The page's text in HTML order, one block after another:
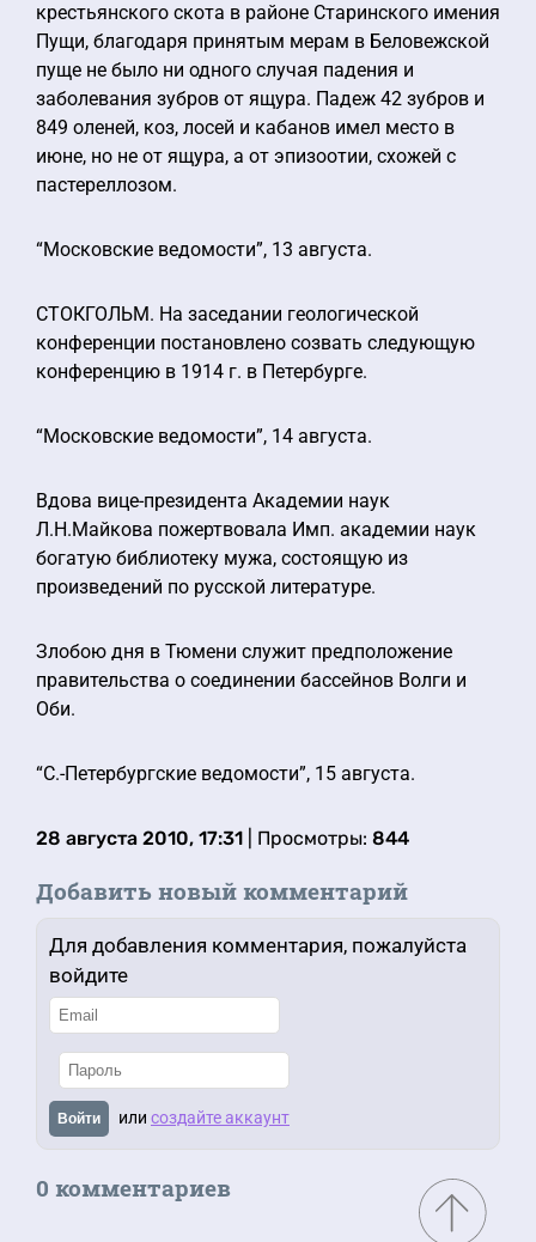
крестьянского скота в районе Старинского имения
Пущи, благодаря принятым мерам в Беловежской
пуще не было ни одного случая падения и
заболевания зубров от ящура. Падеж 42 зубров и
849 оленей, коз, лосей и кабанов имел место в
июне, но не от ящура, а от эпизоотии, схожей с
пастереллозом.
“Московские ведомости”, 13 августа.
СТОКГОЛЬМ. На заседании геологической
конференции постановлено созвать следующую
конференцию в 1914 г. в Петербурге.
“Московские ведомости”, 14 августа.
Вдова вице-президента Академии наук
Л.Н.Майкова пожертвовала Имп. академии наук
богатую библиотеку мужа, состоящую из
произведений по русской литературе.
Злобою дня в Тюмени служит предположение
правительства о соединении бассейнов Волги и
Оби.
“С.-Петербургские ведомости”, 15 августа.
28 августа 2010, 17:31 | Просмотры: 844
Добавить новый комментарий
Для добавления комментария, пожалуйста
войдите
Войти или создайте аккаунт
0 комментариев